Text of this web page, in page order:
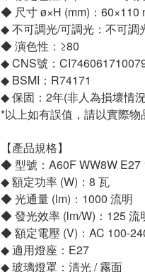
◆ 尺寸 ø×H (mm)：60×110
◆ 不可調光/可調光：不可調
◆ 演色性：≥80
◆ CNS號：
◆ BSMI：R74171
◆ 保固：2年(非人為損壞情
*以上如有誤值，請以實際物
【產品規格】
◆ 型號：A60F WW8W E27
◆ 額定功率 (W)：8 瓦
◆ 光通量 (lm)：1000 流明
◆ 發光效率 (lm/W)：125 流
◆ 額定電壓 (V)：AC 100-
◆ 適用燈座：E27
◆ 玻璃燈罩：清光 / 霧面